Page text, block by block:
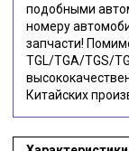
подобными
номеру
запчасти!
TGL/TGA/TGS/
Китайских